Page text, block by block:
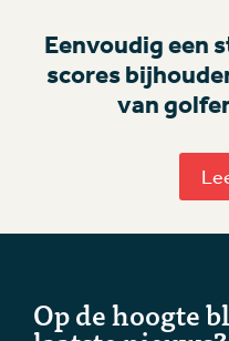
Eenvoudig een
scores
van
Op de hoogte